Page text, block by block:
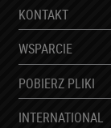
KONTAKT
WSPARCIE
POBIERZ PLIKI
INTERNATIONAL